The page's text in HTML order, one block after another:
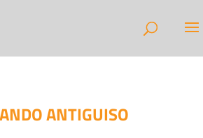
ANTIGUISO